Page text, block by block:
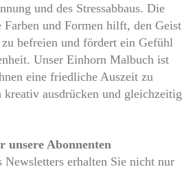
und des Stressabbaus. Die
und Formen hilft, den Geist
befreien und fördert ein Gefühl
Unser Einhorn Malbuch ist
eine friedliche Auszeit zu
ausdrücken und gleichzeitig
unsere Abonnenten
Newsletters erhalten Sie nicht nur